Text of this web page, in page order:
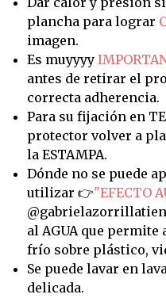
plancha para lograr
imagen.
Es muyyyy
antes de retirar el
correcta adherencia.
Para su fijación en
protector volver a
la ESTAMPA.
Dónde no se puede
utilizar 👉"EFECTO
al AGUA que permite
frío sobre plástico,
Se puede lavar en
delicada.